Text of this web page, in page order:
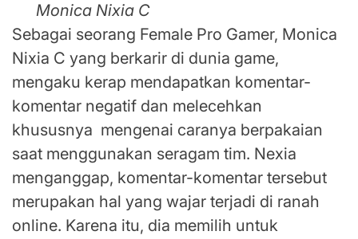
Monica Nixia C
Sebagai seorang Female Pro Gamer, Monica
Nixia C yang berkarir di dunia game,
mengaku kerap mendapatkan komentar-
komentar negatif dan melecehkan
khususnya mengenai caranya berpakaian
saat menggunakan seragam tim. Nexia
menganggap, komentar-komentar tersebut
merupakan hal yang wajar terjadi di ranah
online. Karena itu, dia memilih untuk